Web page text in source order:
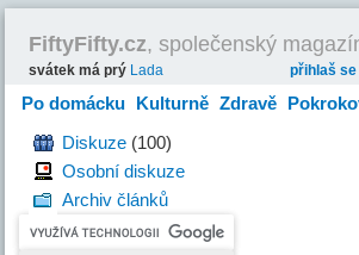
FiftyFifty.cz, společenský
svátek má prý Lada přihlaš se
Po domácku Kulturně Zdravě
HravěDiskuze (100)
Osobní diskuze
Archiv článků